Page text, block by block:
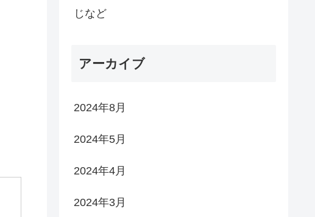
じなど
アーカイブ
2024年8月
2024年5月
2024年4月
2024年3月